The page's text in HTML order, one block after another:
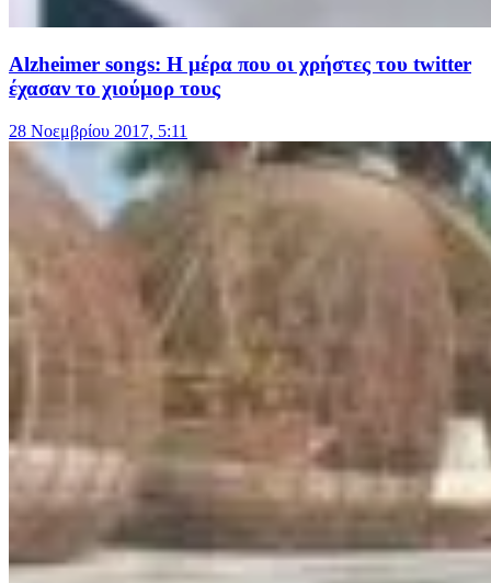
Alzheimer songs: Η μέρα που οι χρήστες του twitter
έχασαν το χιούμορ τους
28 Νοεμβρίου 2017, 5:11